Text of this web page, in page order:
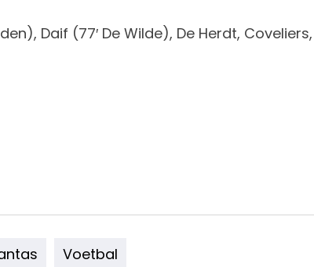
Daif (77′ De Wilde), De Herdt,
Voetbal